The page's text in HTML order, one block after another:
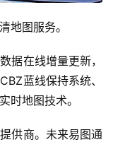
地图服务。
据在线增量更新，
蓝线保持系统、
时地图技术。
供商。未来易图通